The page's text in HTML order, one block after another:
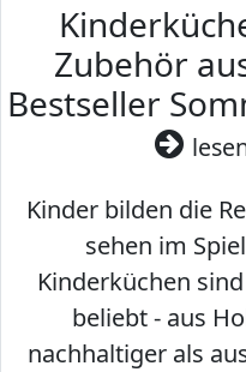
Zubehör
Bestseller
Kinder bilden die
sehen im
Kinderküchen
beliebt - aus
nachhaltiger als